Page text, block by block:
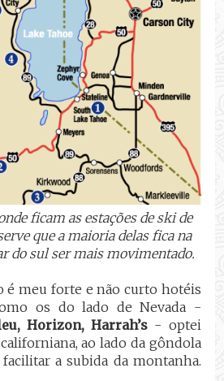
ficam as estações de ski de
que a maioria delas fica na
do sul ser mais movimentado.
é meu forte e não curto hotéis
os do lado de Nevada -
Horizon, Harrah’s - optei
ao lado da gôndola
a subida da montanha.